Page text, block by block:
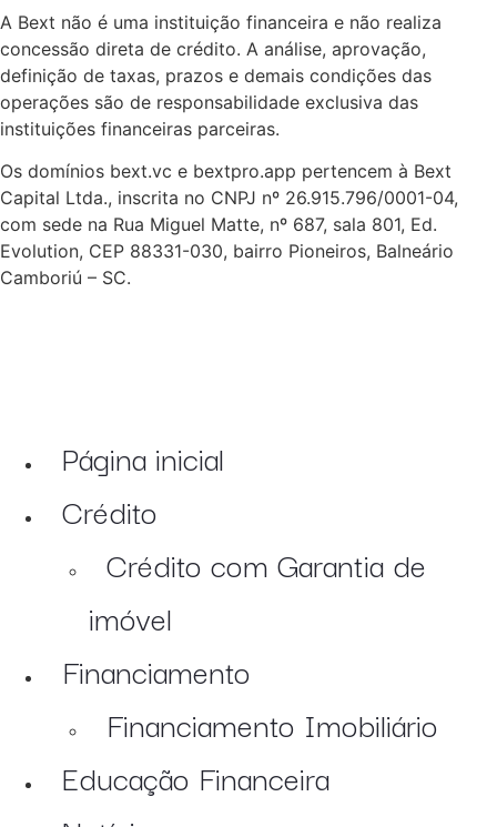
A Bext não é uma instituição financeira e não realiza
concessão direta de crédito. A análise, aprovação,
definição de taxas, prazos e demais condições das
operações são de responsabilidade exclusiva das
instituições financeiras parceiras.
Os domínios bext.vc e bextpro.app pertencem à Bext
Capital Ltda., inscrita no CNPJ nº 26.915.796/0001-04,
com sede na Rua Miguel Matte, nº 687, sala 801, Ed.
Evolution, CEP 88331-030, bairro Pioneiros, Balneário
Camboriú – SC.
Página inicial
Crédito
Crédito com Garantia de
imóvel
Financiamento
Financiamento Imobiliário
Educação Financeira